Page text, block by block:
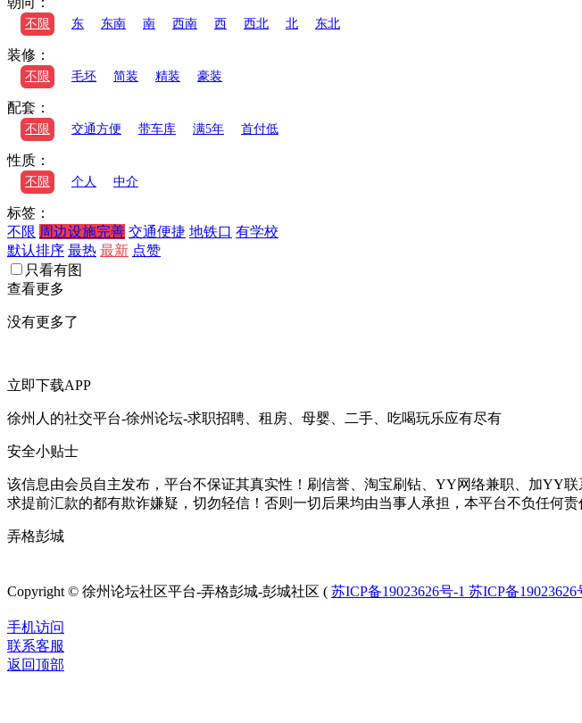
不限 东 东南 南 西南 西 西北 北 东北
装修：
不限 毛坯 简装 精装 豪装
配套：
不限 交通方便 带车库 满5年 首付低
性质：
不限 个人 中介
标签：
不限 周边设施完善 交通便捷 地铁口 有学校
默认排序 最热 最新 点赞
只看有图
查看更多
没有更多了
立即下载APP
徐州人的社交平台-徐州论坛-求职招聘、租房、母婴、二手、吃喝玩乐应有尽有
安全小贴士
该信息由会员自主发布，平台不保证其真实性！刷信誉、淘宝刷钻、YY网络兼职、加YY
求提前汇款的都有欺诈嫌疑，切勿轻信！否则一切后果均由当事人承担，本平台不负任何责
弄格彭城
Copyright © 徐州论坛社区平台-弄格彭城-彭城社区 ( 苏ICP备19023626号-1 苏ICP备19023626
手机访问
联系客服
返回顶部